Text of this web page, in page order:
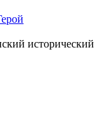
исторический